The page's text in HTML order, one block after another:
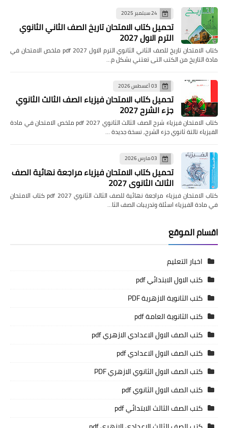
24 سبتمبر 2025
تحميل كتاب الامتحان تاريخ الصف الثاني الثانوي
الترم الاول 2027
كتاب الامتحان تاريخ للصف الثاني الثانوي الترم الاول pdf 2027 ملخص الامتحان في
مادة التاريخ من الكتب التى تعتني بشكل م…
03 أغسطس 2026
تحميل كتاب الامتحان فيزياء الصف الثالث الثانوي
جزء الشرح 2027
كتاب الامتحان فيزياء شرح الصف الثالث الثانوي pdf 2027 ملخص الامتحان في مادة
الفيزياء تالتة ثانوي جزء الشرح, نسخة جديدة …
03 مارس 2026
تحميل كتاب الامتحان فيزياء مراجعة نهائية الصف
الثالث الثانوي 2027
كتاب الامتحان فيزياء مراجعة نهائية للصف الثالث الثانوي pdf 2027 كتاب الامتحان
في مادة الفيزياء اسئلة وتدريبات الصف الثا…
اقسام الموقع
اخبار التعليم
كتب الاول الابتدائي pdf
كتب الثانوية الازهرية PDF
كتب الثانوية العامة pdf
كتب الصف الاول الاعدادي الازهري pdf
كتب الصف الاول الاعدادي pdf
كتب الصف الاول الثانوي الازهري PDF
كتب الصف الاول الثانوي pdf
كتب الصف الثالث الابتدائي pdf